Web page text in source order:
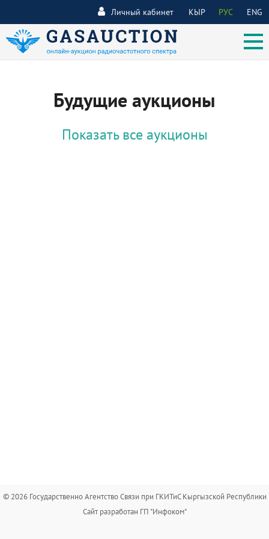
КЫР РУС ENG
Личный кабинет
Будущие аукционы
Показать все аукционы
© 2026 Государственно Агентство Связи при ГКИТиС Кыргызской Республики
Сайт разработан ГП "Инфоком"